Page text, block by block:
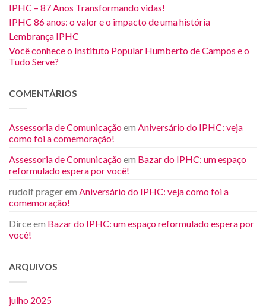
IPHC – 87 Anos Transformando vidas!
IPHC 86 anos: o valor e o impacto de uma história
Lembrança IPHC
Você conhece o Instituto Popular Humberto de Campos e o
Tudo Serve?
COMENTÁRIOS
Assessoria de Comunicaçãoem Aniversário do IPHC: veja
como foi a comemoração!
Assessoria de Comunicaçãoem Bazar do IPHC: um espaço
reformulado espera por você!
rudolf pragerem Aniversário do IPHC: veja como foi a
comemoração!
Dirceem Bazar do IPHC: um espaço reformulado espera por
você!
ARQUIVOS
julho 2025